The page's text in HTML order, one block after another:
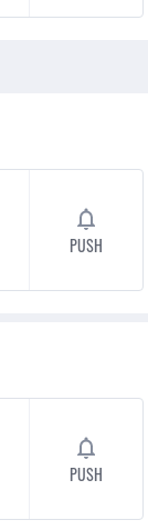
PUSH
PUSH